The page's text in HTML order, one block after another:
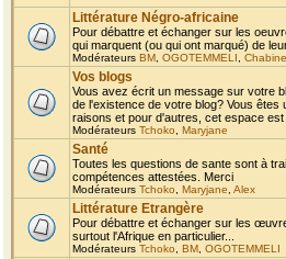
Littérature Négro-africaine
Pour débattre et échanger sur les
qui marquent (ou qui ont marqué) de
Modérateurs BM OGOTEMMELI Chabine
Vos blogs
Vous avez écrit un message sur votre
de l'existence de votre blog? Vous
raisons et pour d'autres, cet espace est
Modérateurs Tchoko Maryjane
Santé
Toutes les questions de sante sont à
compétences attestées. Merci
Modérateurs Tchoko Maryjane Alex
Littérature Etrangère
Pour débattre et échanger sur les
surtout l'Afrique en particulier...
Modérateurs Tchoko BM OGOTEMMELI